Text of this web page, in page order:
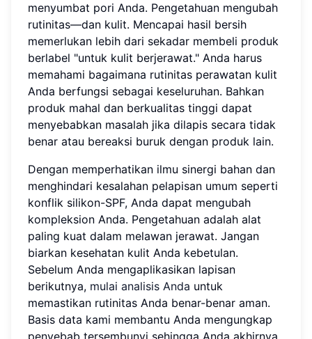
menyumbat pori Anda. Pengetahuan mengubah
rutinitas—dan kulit. Mencapai hasil bersih
memerlukan lebih dari sekadar membeli produk
berlabel "untuk kulit berjerawat." Anda harus
memahami bagaimana rutinitas perawatan kulit
Anda berfungsi sebagai keseluruhan. Bahkan
produk mahal dan berkualitas tinggi dapat
menyebabkan masalah jika dilapis secara tidak
benar atau bereaksi buruk dengan produk lain.
Dengan memperhatikan ilmu sinergi bahan dan
menghindari kesalahan pelapisan umum seperti
konflik silikon-SPF, Anda dapat mengubah
kompleksion Anda. Pengetahuan adalah alat
paling kuat dalam melawan jerawat. Jangan
biarkan kesehatan kulit Anda kebetulan.
Sebelum Anda mengaplikasikan lapisan
berikutnya, mulai analisis Anda untuk
memastikan rutinitas Anda benar-benar aman.
Basis data kami membantu Anda mengungkap